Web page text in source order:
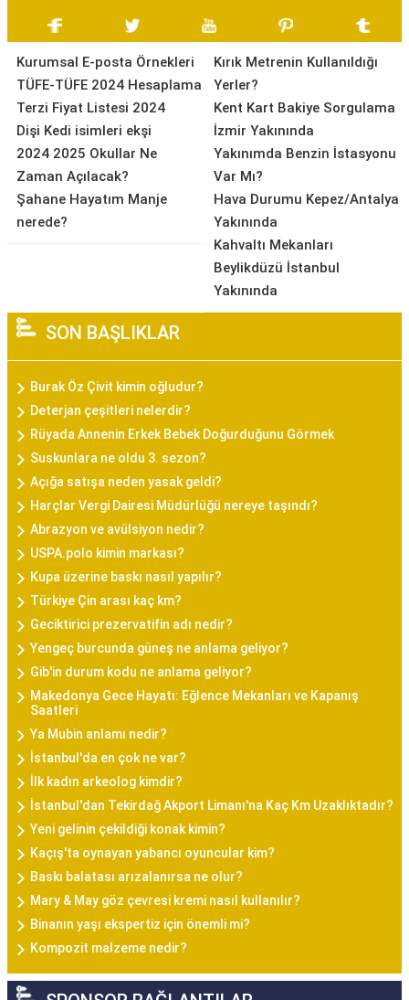
Kurumsal E-posta Örnekleri
TÜFE-TÜFE 2024 Hesaplama
Terzi Fiyat Listesi 2024
Dişi Kedi isimleri ekşi
2024 2025 Okullar Ne
Zaman Açılacak?
Şahane Hayatım Manje
nerede?
Kırık Metrenin Kullanıldığı
Yerler?
Kent Kart Bakiye Sorgulama
İzmir Yakınında
Yakınımda Benzin İstasyonu
Var Mı?
Hava Durumu Kepez/Antalya
Yakınında
Kahvaltı Mekanları
Beylikdüzü İstanbul
Yakınında
SON BAŞLIKLAR
Burak Öz Çivit kimin oğludur?
Deterjan çeşitleri nelerdir?
Rüyada Annenin Erkek Bebek Doğurduğunu Görmek
Suskunlara ne oldu 3. sezon?
Açığa satışa neden yasak geldi?
Harçlar Vergi Dairesi Müdürlüğü nereye taşındı?
Abrazyon ve avülsiyon nedir?
USPA.polo kimin markası?
Kupa üzerine baskı nasıl yapılır?
Türkiye Çin arası kaç km?
Geciktirici prezervatifin adı nedir?
Yengeç burcunda güneş ne anlama geliyor?
Gib'in durum kodu ne anlama geliyor?
Makedonya Gece Hayatı: Eğlence Mekanları ve Kapanış
Saatleri
Ya Mubin anlamı nedir?
İstanbul'da en çok ne var?
İlk kadın arkeolog kimdir?
İstanbul'dan Tekirdağ Akport Limanı'na Kaç Km Uzaklıktadır?
Yeni gelinin çekildiği konak kimin?
Kaçış'ta oynayan yabancı oyuncular kim?
Baskı balatası arızalanırsa ne olur?
Mary & May göz çevresi kremi nasıl kullanılır?
Binanın yaşı ekspertiz için önemli mi?
Kompozit malzeme nedir?